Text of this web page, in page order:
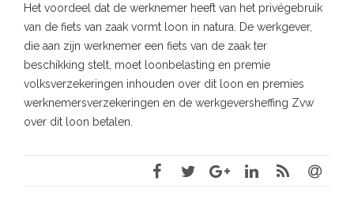
Het voordeel dat de werknemer heeft van het privégebruik
van de fiets van zaak vormt loon in natura. De werkgever,
die aan zijn werknemer een fiets van de zaak ter
beschikking stelt, moet loonbelasting en premie
volksverzekeringen inhouden over dit loon en premies
werknemersverzekeringen en de werkgeversheffing Zvw
over dit loon betalen.